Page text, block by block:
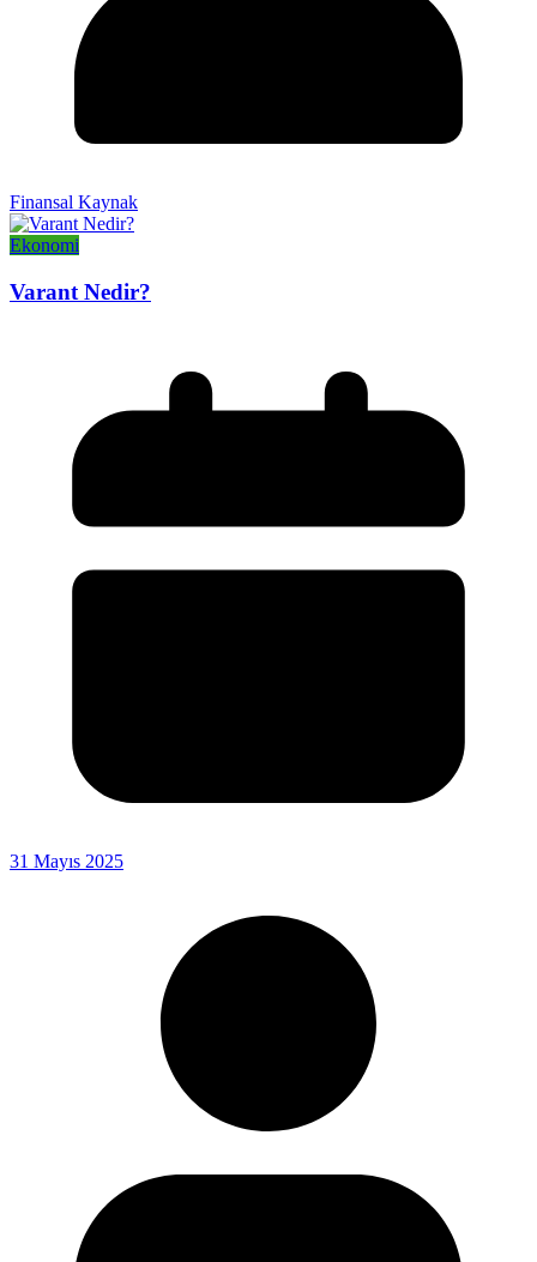
Finansal Kaynak
Ekonomi
Varant Nedir?
31 Mayıs 2025